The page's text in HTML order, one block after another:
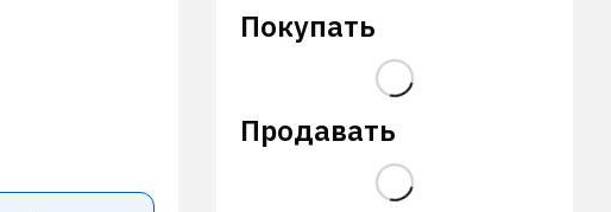
Покупать
Продавать